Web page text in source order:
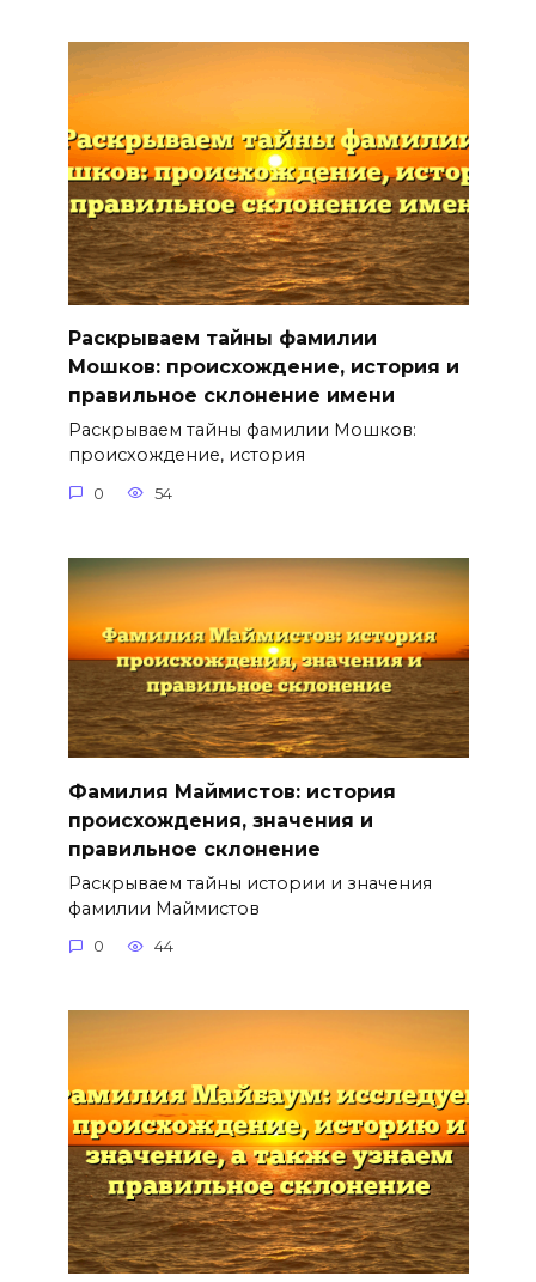
Раскрываем тайны фамилии
Мошков: происхождение, история и
правильное склонение имени
Раскрываем тайны фамилии Мошков:
происхождение, история
0 54
Фамилия Маймистов: история
происхождения, значения и
правильное склонение
Раскрываем тайны истории и значения
фамилии Маймистов
0 44